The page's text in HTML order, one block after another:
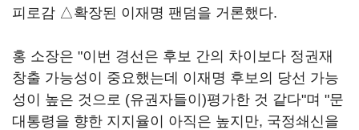
피로감 △확장된 이재명 팬덤을 거론했다.
홍 소장은 "이번 경선은 후보 간의 차이보다 정권재
창출 가능성이 중요했는데 이재명 후보의 당선 가능
성이 높은 것으로 (유권자들이)평가한 것 같다"며 "문
대통령을 향한 지지율이 아직은 높지만, 국정쇄신을